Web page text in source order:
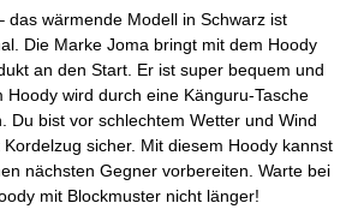
das wärmende Modell in Schwarz ist
Die Marke Joma bringt mit dem Hoody
an den Start. Er ist super bequem und
Hoody wird durch eine Känguru-Tasche
Du bist vor schlechtem Wetter und Wind
sicher. Mit diesem Hoody kannst
nächsten Gegner vorbereiten. Warte bei
mit Blockmuster nicht länger!